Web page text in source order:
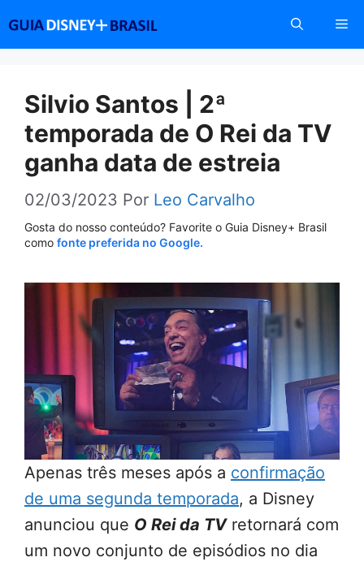
conteúdo
Silvio Santos | 2ª
temporada de O Rei da TV
ganha data de estreia
02/03/2023 Por Leo Carvalho
Gosta do nosso conteúdo? Favorite o Guia Disney+ Brasil
como fonte preferida no Google.
Apenas três meses após a confirmação
de uma segunda temporada, a Disney
anunciou que O Rei da TVretornará com
um novo conjunto de episódios no dia